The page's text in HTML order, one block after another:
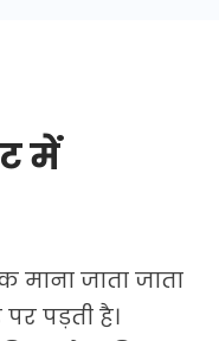
में
माना जाता जाता
पड़ती है।